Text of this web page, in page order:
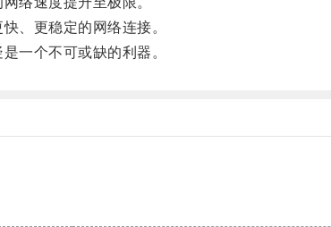
、更稳定的网络连接。
一个不可或缺的利器。